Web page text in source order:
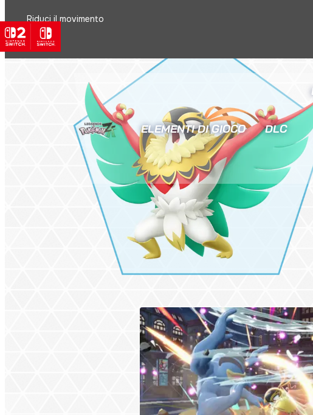
Riduci il movimento
ELEMENTI DI GIOCO DLC